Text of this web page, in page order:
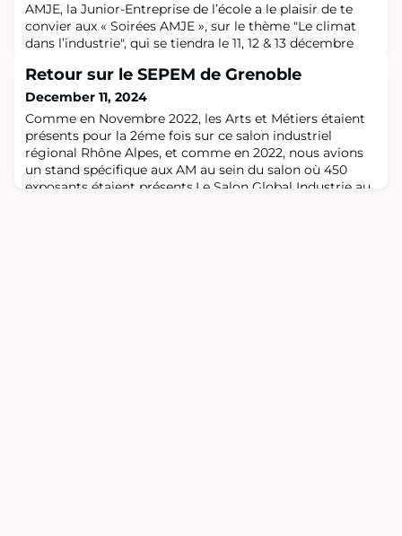
AMJE, la Junior-Entreprise de l’école a le plaisir de te
convier aux « Soirées AMJE », sur le thème "Le climat
dans l’industrie", qui se tiendra le 11, 12 & 13 décembre
partir de 18h : RDV sur le campus Arts et Métiers de
Paris, 151 Bd de l’Hôpital, 75013 Paris, pour une série de
conférences avec des experts de l’industrie et du
climat.13 décembr
Retour sur le SEPEM de Grenoble
December 11, 2024
Comme en Novembre 2022, les Arts et Métiers étaient
présents pour la 2éme fois sur ce salon industriel
régional Rhône Alpes, et comme en 2022, nous avions
un stand spécifique aux AM au sein du salon où 450
exposants étaient présents.Le Salon Global Industrie au